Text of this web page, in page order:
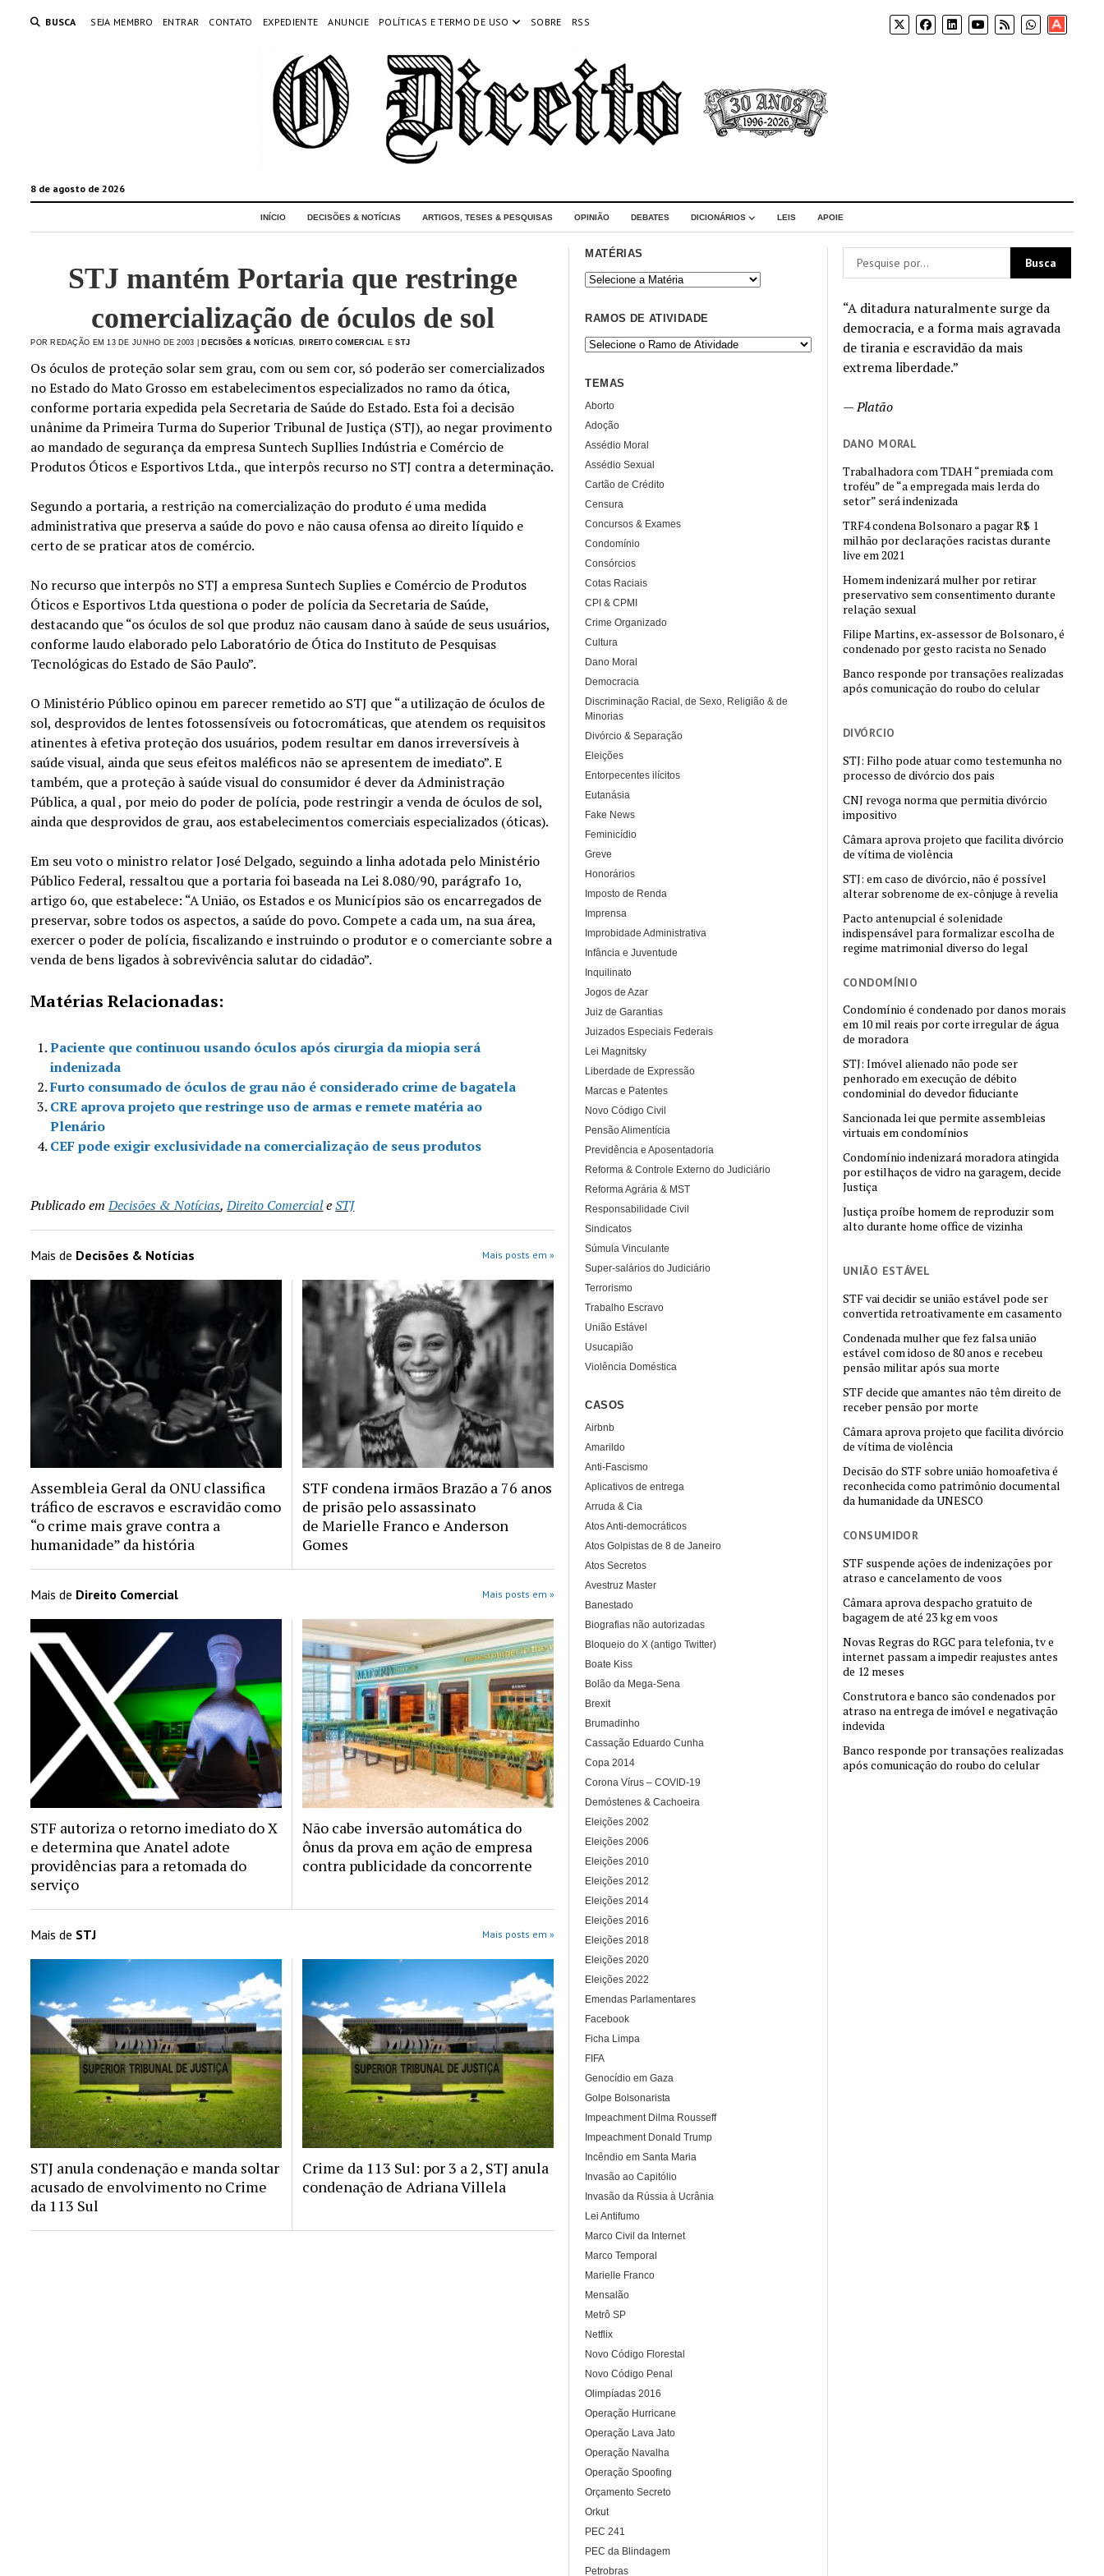
BUSCA SEJA MEMBRO ENTRAR CONTATO EXPEDIENTE ANUNCIE POLÍTICAS E TERMO DE USO SOBRE RSS
Apoia-
se
8 de agosto de 2026
INÍCIO DECISÕES & NOTÍCIAS ARTIGOS, TESES & PESQUISAS OPINIÃO DEBATES DICIONÁRIOS LEIS APOIE
“A ditadura naturalmente surge da
democracia, e a forma mais agravada
de tirania e escravidão da mais
extrema liberdade.”
—Platão
DANO MORAL
Trabalhadora com TDAH “premiada com
troféu” de “a empregada mais lerda do
setor” será indenizada
TRF4 condena Bolsonaro a pagar R$ 1
milhão por declarações racistas durante
live em 2021
Homem indenizará mulher por retirar
preservativo sem consentimento durante
relação sexual
Filipe Martins, ex-assessor de Bolsonaro, é
condenado por gesto racista no Senado
Banco responde por transações realizadas
após comunicação do roubo do celular
DIVÓRCIO
STJ: Filho pode atuar como testemunha no
processo de divórcio dos pais
CNJ revoga norma que permitia divórcio
impositivo
Câmara aprova projeto que facilita divórcio
de vítima de violência
STJ: em caso de divórcio, não é possível
alterar sobrenome de ex-cônjuge à revelia
Pacto antenupcial é solenidade
indispensável para formalizar escolha de
regime matrimonial diverso do legal
CONDOMÍNIO
Condomínio é condenado por danos morais
em 10 mil reais por corte irregular de água
de moradora
STJ: Imóvel alienado não pode ser
penhorado em execução de débito
condominial do devedor fiduciante
Sancionada lei que permite assembleias
virtuais em condomínios
Condomínio indenizará moradora atingida
por estilhaços de vidro na garagem, decide
Justiça
Justiça proíbe homem de reproduzir som
alto durante home office de vizinha
UNIÃO ESTÁVEL
STF vai decidir se união estável pode ser
convertida retroativamente em casamento
Condenada mulher que fez falsa união
estável com idoso de 80 anos e recebeu
pensão militar após sua morte
STF decide que amantes não têm direito de
receber pensão por morte
Câmara aprova projeto que facilita divórcio
de vítima de violência
Decisão do STF sobre união homoafetiva é
reconhecida como patrimônio documental
da humanidade da UNESCO
CONSUMIDOR
STF suspende ações de indenizações por
atraso e cancelamento de voos
Câmara aprova despacho gratuito de
bagagem de até 23 kg em voos
Novas Regras do RGC para telefonia, tv e
internet passam a impedir reajustes antes
de 12 meses
Construtora e banco são condenados por
atraso na entrega de imóvel e negativação
indevida
Banco responde por transações realizadas
após comunicação do roubo do celular
STJ mantém Portaria que restringe
comercialização de óculos de sol
POR REDAÇÃO EM 13 DE JUNHO DE 2003 | DECISÕES & NOTÍCIAS DIREITO COMERCIAL ESTJ
Os óculos de proteção solar sem grau, com ou sem cor, só poderão ser comercializados
no Estado do Mato Grosso em estabelecimentos especializados no ramo da ótica,
conforme portaria expedida pela Secretaria de Saúde do Estado. Esta foi a decisão
unânime da Primeira Turma do Superior Tribunal de Justiça (STJ), ao negar provimento
ao mandado de segurança da empresa Suntech Supllies Indústria e Comércio de
Produtos Óticos e Esportivos Ltda., que interpôs recurso no STJ contra a determinação.
Segundo a portaria, a restrição na comercialização do produto é uma medida
administrativa que preserva a saúde do povo e não causa ofensa ao direito líquido e
certo de se praticar atos de comércio.
No recurso que interpôs no STJ a empresa Suntech Suplies e Comércio de Produtos
Óticos e Esportivos Ltda questiona o poder de polícia da Secretaria de Saúde,
destacando que “os óculos de sol que produz não causam dano à saúde de seus usuários,
conforme laudo elaborado pelo Laboratório de Ótica do Instituto de Pesquisas
Tecnológicas do Estado de São Paulo”.
O Ministério Público opinou em parecer remetido ao STJ que “a utilização de óculos de
sol, desprovidos de lentes fotossensíveis ou fotocromáticas, que atendem os requisitos
atinentes à efetiva proteção dos usuários, podem resultar em danos irreversíveis à
saúde visual, ainda que seus efeitos maléficos não se apresentem de imediato”. E
também, que a proteção à saúde visual do consumidor é dever da Administração
Pública, a qual , por meio do poder de polícia, pode restringir a venda de óculos de sol,
ainda que desprovidos de grau, aos estabelecimentos comerciais especializados (óticas).
Em seu voto o ministro relator José Delgado, seguindo a linha adotada pelo Ministério
Público Federal, ressaltou que a portaria foi baseada na Lei 8.080/90, parágrafo 1o,
artigo 6o, que estabelece: “A União, os Estados e os Municípios são os encarregados de
preservar, sobre todos os aspectos, a saúde do povo. Compete a cada um, na sua área,
exercer o poder de polícia, fiscalizando e instruindo o produtor e o comerciante sobre a
venda de bens ligados à sobrevivência salutar do cidadão”.
Matérias Relacionadas:
Paciente que continuou usando óculos após cirurgia da miopia será
indenizada
Furto consumado de óculos de grau não é considerado crime de bagatela
CRE aprova projeto que restringe uso de armas e remete matéria ao
Plenário
CEF pode exigir exclusividade na comercialização de seus produtos
Publicado em Decisões & Notícias,Direito ComercialeSTJ
Mais de Decisões & Notícias Mais posts em »
Assembleia Geral da ONU classifica
tráfico de escravos e escravidão como
“o crime mais grave contra a
humanidade” da história
STF condena irmãos Brazão a 76 anos
de prisão pelo assassinato
de Marielle Franco e Anderson
Gomes
Mais de Direito Comercial Mais posts em »
STF autoriza o retorno imediato do X
e determina que Anatel adote
providências para a retomada do
serviço
Não cabe inversão automática do
ônus da prova em ação de empresa
contra publicidade da concorrente
Mais de STJ Mais posts em »
STJ anula condenação e manda soltar
acusado de envolvimento no Crime
da 113 Sul
Crime da 113 Sul: por 3 a 2, STJ anula
condenação de Adriana Villela
MATÉRIAS
RAMOS DE ATIVIDADE
TEMAS
Aborto
Adoção
Assédio Moral
Assédio Sexual
Cartão de Crédito
Censura
Concursos & Exames
Condomínio
Consórcios
Cotas Raciais
CPI & CPMI
Crime Organizado
Cultura
Dano Moral
Democracia
Discriminação Racial, de Sexo, Religião & de
Minorias
Divórcio & Separação
Eleições
Entorpecentes ilícitos
Eutanásia
Fake News
Feminicídio
Greve
Honorários
Imposto de Renda
Imprensa
Improbidade Administrativa
Infância e Juventude
Inquilinato
Jogos de Azar
Juiz de Garantias
Juizados Especiais Federais
Lei Magnitsky
Liberdade de Expressão
Marcas e Patentes
Novo Código Civil
Pensão Alimentícia
Previdência e Aposentadoria
Reforma & Controle Externo do Judiciário
Reforma Agrária & MST
Responsabilidade Civil
Sindicatos
Súmula Vinculante
Super-salários do Judiciário
Terrorismo
Trabalho Escravo
União Estável
Usucapião
Violência Doméstica
CASOS
Airbnb
Amarildo
Anti-Fascismo
Aplicativos de entrega
Arruda & Cia
Atos Anti-democráticos
Atos Golpistas de 8 de Janeiro
Atos Secretos
Avestruz Master
Banestado
Biografias não autorizadas
Bloqueio do X (antigo Twitter)
Boate Kiss
Bolão da Mega-Sena
Brexit
Brumadinho
Cassação Eduardo Cunha
Copa 2014
Corona Vírus – COVID-19
Demóstenes & Cachoeira
Eleições 2002
Eleições 2006
Eleições 2010
Eleições 2012
Eleições 2014
Eleições 2016
Eleições 2018
Eleições 2020
Eleições 2022
Emendas Parlamentares
Facebook
Ficha Limpa
FIFA
Genocídio em Gaza
Golpe Bolsonarista
Impeachment Dilma Rousseff
Impeachment Donald Trump
Incêndio em Santa Maria
Invasão ao Capitólio
Invasão da Rússia à Ucrânia
Lei Antifumo
Marco Civil da Internet
Marco Temporal
Marielle Franco
Mensalão
Metrô SP
Netflix
Novo Código Florestal
Novo Código Penal
Olimpíadas 2016
Operação Hurricane
Operação Lava Jato
Operação Navalha
Operação Spoofing
Orçamento Secreto
Orkut
PEC 241
PEC da Blindagem
Petrobras